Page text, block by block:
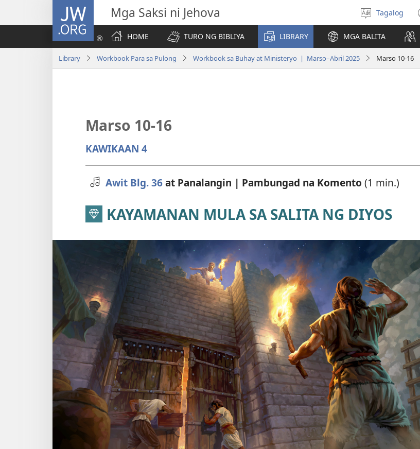
JW.ORG Mga Saksi ni Jehova
Pumili
ng
wika
Tagalog
HOME
TURO NG BIBLIYA LIBRARY MGA BALITA
Library Workbook Para sa Pulong Workbook sa Buhay at Ministeryo | Marso–Abril 2025 Marso 10-16
Marso 10-16
KAWIKAAN 4
Awit Blg. 36at Panalangin | Pambungad na Komento (1 min.)
KAYAMANAN MULA SA SALITA NG DIYOS